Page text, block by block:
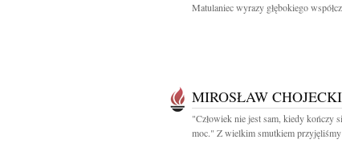
Matulaniec wyrazy głębokiego
MIROSŁAW CHOJECKI
"Człowiek nie jest sam, kiedy kończy
moc." Z wielkim smutkiem